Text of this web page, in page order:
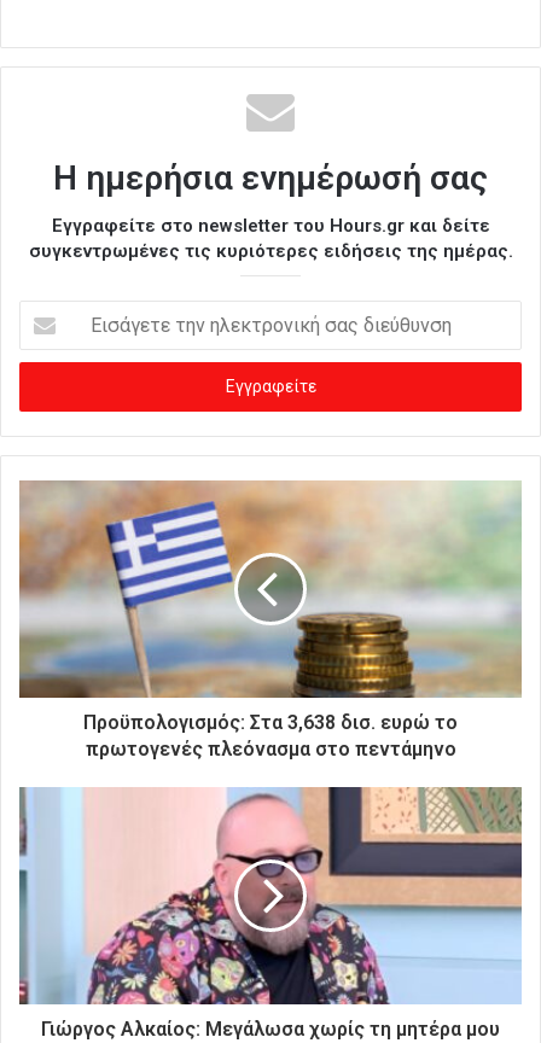
Η ημερήσια ενημέρωσή σας
Εγγραφείτε στο newsletter του Hours.gr και δείτε
συγκεντρωμένες τις κυριότερες ειδήσεις της ημέρας.
σ
γ
ε
η
ε
τ
κ
ή
σ
ε
Προϋπολογισμός: Στα 3,638 δισ. ευρώ το
πρωτογενές πλεόνασμα στο πεντάμηνο
Γιώργος Αλκαίος: Μεγάλωσα χωρίς τη μητέρα μου